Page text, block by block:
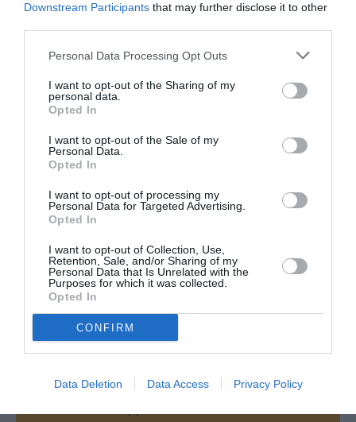
Downstream Participants that may further disclose it to other
Personal Data Processing Opt Outs
I want to opt-out of the Sharing of my
personal data.
Opted In
I want to opt-out of the Sale of my
Personal Data.
Opted In
I want to opt-out of processing my
Personal Data for Targeted Advertising.
Opted In
I want to opt-out of Collection, Use,
Retention, Sale, and/or Sharing of my
Personal Data that Is Unrelated with the
Purposes for which it was collected.
Opted In
CONFIRM
Data Deletion Data Access Privacy Policy
34 min
reliant l’Europe à NYC (les 3 aéroports confondus),
la concurrence est donc rude! Pour ton exemple de
à 20% avec une population relativement réduite
quand de nombreuses liaisons existent au départ
de BRU/FRA/AMS/CDG! Un charter peut-être…..mais